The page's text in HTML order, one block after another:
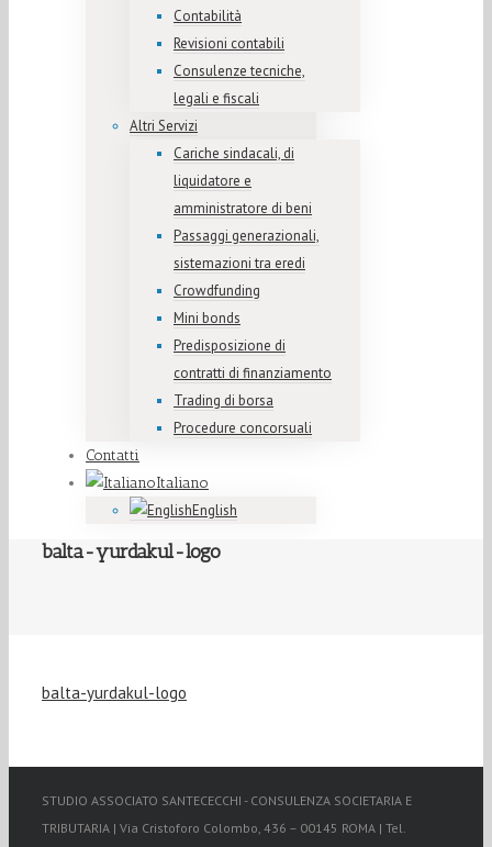
Contabilità
Revisioni contabili
Consulenze tecniche,
legali e fiscali
Altri Servizi
Cariche sindacali, di
liquidatore e
amministratore di beni
Passaggi generazionali,
sistemazioni tra eredi
Crowdfunding
Mini bonds
Predisposizione di
contratti di finanziamento
Trading di borsa
Procedure concorsuali
Contatti
Italiano
English
balta-yurdakul-logo
balta-yurdakul-logo
STUDIO ASSOCIATO SANTECECCHI - CONSULENZA SOCIETARIA E
TRIBUTARIA | Via Cristoforo Colombo, 436 – 00145 ROMA | Tel.